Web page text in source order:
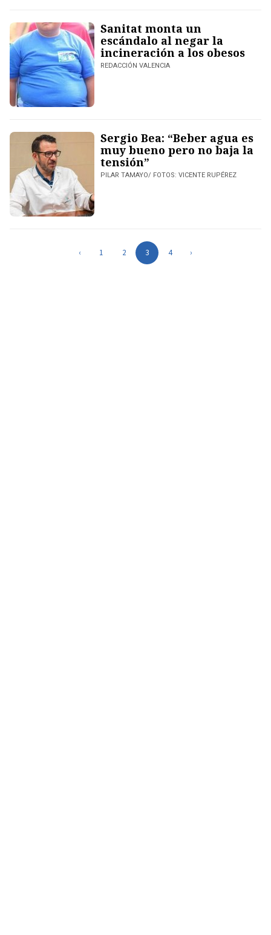
Sanitat monta un
escándalo al negar la
incineración a los obesos
REDACCIÓN VALENCIA
Sergio Bea: “Beber agua es
muy bueno pero no baja la
tensión”
PILAR TAMAYO/ FOTOS: VICENTE RUPÉREZ
‹ 1 2 3 4 ›